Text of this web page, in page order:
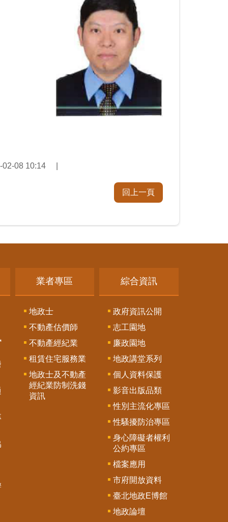
02-08 10:14
回上一頁
業者專區
地政士
不動產估價師
不動產經紀業
租賃住宅服務業
地政士及不動產
經紀業防制洗錢
資訊
綜合資訊
政府資訊公開
志工園地
廉政園地
地政講堂系列
個人資料保護
影音出版品類
性別主流化專區
性騷擾防治專區
身心障礙者權利
公約專區
檔案應用
市府開放資料
臺北地政E博館
地政論壇